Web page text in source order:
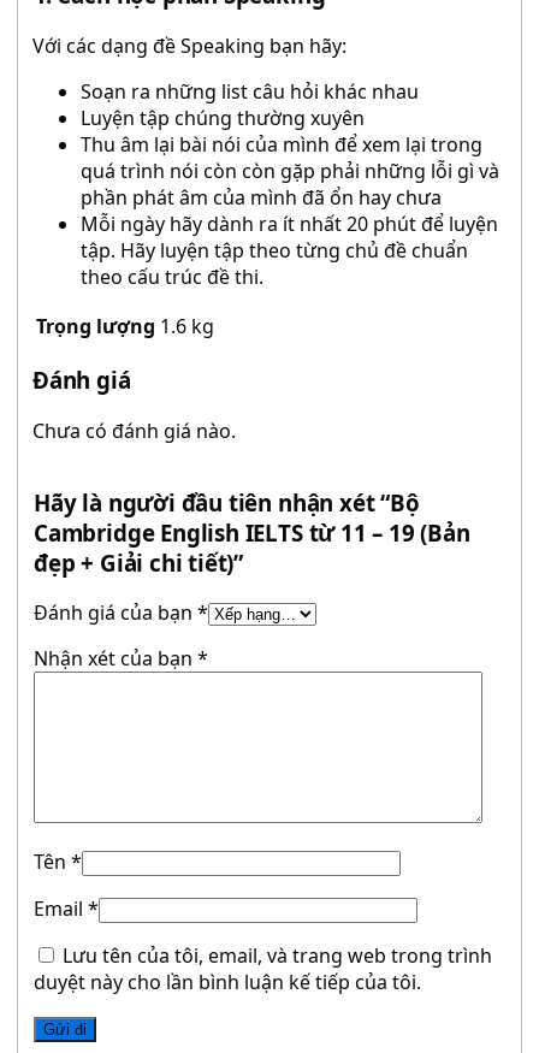
Với các dạng đề Speaking bạn hãy:
Soạn ra những list câu hỏi khác nhau
Luyện tập chúng thường xuyên
Thu âm lại bài nói của mình để xem lại trong
quá trình nói còn còn gặp phải những lỗi gì và
phần phát âm của mình đã ổn hay chưa
Mỗi ngày hãy dành ra ít nhất 20 phút để luyện
tập. Hãy luyện tập theo từng chủ đề chuẩn
theo cấu trúc đề thi.
Trọng lượng 1.6 kg
Đánh giá
Chưa có đánh giá nào.
Hãy là người đầu tiên nhận xét “Bộ
Cambridge English IELTS từ 11 – 19 (Bản
đẹp + Giải chi tiết)”
Đánh giá của bạn *
Nhận xét của bạn *
Tên *
Email *
Lưu tên của tôi, email, và trang web trong trình
duyệt này cho lần bình luận kế tiếp của tôi.